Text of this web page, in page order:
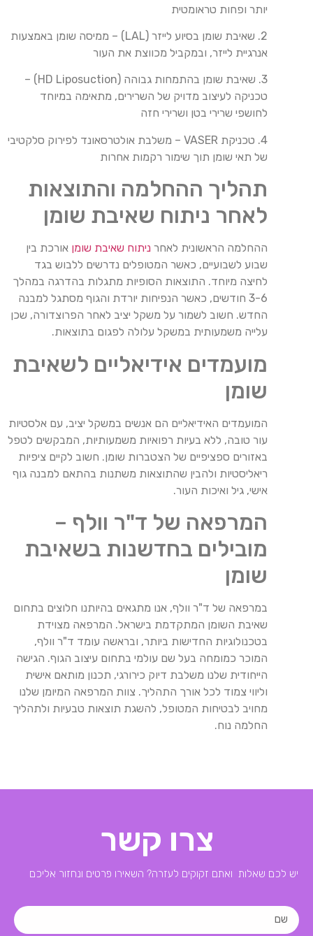
יותר ופחות טראומטית
2. שאיבת שומן בסיוע לייזר (LAL) – ממיסה שומן באמצעות
אנרגיית לייזר, ובמקביל מכווצת את העור
3. שאיבת שומן בהתמחות גבוהה (HD Liposuction) –
טכניקה לעיצוב מדויק של השרירים, מתאימה במיוחד
לחושפי שרירי בטן ושרירי חזה
4. טכניקת VASER – משלבת אולטרסאונד לפירוק סלקטיבי
של תאי שומן תוך שימור רקמות אחרות
תהליך ההחלמה והתוצאות
לאחר ניתוח שאיבת שומן
ההחלמה הראשונית לאחר ניתוח שאיבת שומן אורכת בין
שבוע לשבועיים, כאשר המטופלים נדרשים ללבוש בגד
לחיצה מיוחד. התוצאות הסופיות מתגלות בהדרגה במהלך
3-6 חודשים, כאשר הנפיחות יורדת והגוף מסתגל למבנה
החדש. חשוב לשמור על משקל יציב לאחר הפרוצדורה, שכן
עלייה משמעותית במשקל עלולה לפגום בתוצאות.
מועמדים אידיאליים לשאיבת
שומן
המועמדים האידיאליים הם אנשים במשקל יציב, עם אלסטיות
עור טובה, ללא בעיות רפואיות משמעותיות, המבקשים לטפל
באזורים ספציפיים של הצטברות שומן. חשוב לקיים ציפיות
ריאליסטיות ולהבין שהתוצאות משתנות בהתאם למבנה גוף
אישי, גיל ואיכות העור.
המרפאה של ד"ר וולף –
מובילים בחדשנות בשאיבת
שומן
במרפאה של ד"ר וולף, אנו מתגאים בהיותנו חלוצים בתחום
שאיבת השומן המתקדמת בישראל. המרפאה מצוידת
בטכנולוגיות החדישות ביותר, ובראשה עומד ד"ר וולף,
המוכר כמומחה בעל שם עולמי בתחום עיצוב הגוף. הגישה
הייחודית שלנו משלבת דיוק כירורגי, תכנון מותאם אישית
וליווי צמוד לכל אורך התהליך. צוות המרפאה המיומן שלנו
מחויב לבטיחות המטופל, להשגת תוצאות טבעיות ולתהליך
החלמה נוח.
צרו קשר
יש לכם שאלות ואתם זקוקים לעזרה? השאירו פרטים ונחזור אליכם